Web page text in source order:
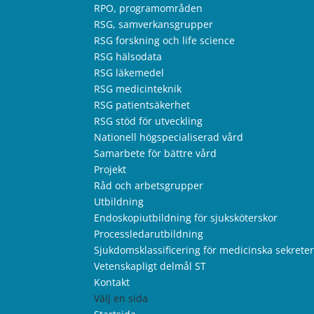
RPO, programområden
RSG, samverkansgrupper
RSG forskning och life science
RSG hälsodata
RSG läkemedel
RSG medicinteknik
RSG patientsäkerhet
RSG stöd för utveckling
Nationell högspecialiserad vård
Samarbete för bättre vård
Projekt
Råd och arbetsgrupper
Utbildning
Endoskopiutbildning för sjuksköterskor
Processledarutbildning
Sjukdomsklassificering för medicinska
Vetenskapligt delmål ST
Kontakt
Välj en sida